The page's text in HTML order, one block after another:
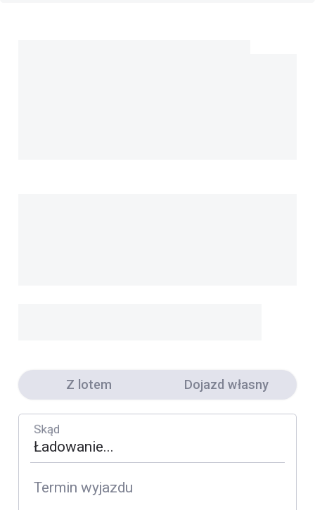
Z lotem Dojazd własny
Skąd
Termin wyjazdu